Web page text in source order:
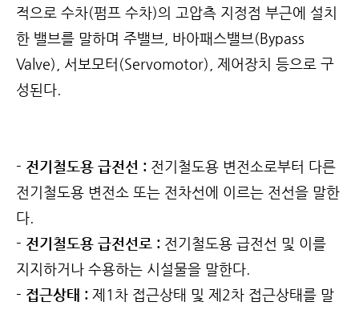
적으로 수차(펌프 수차)의 고압측 지정점 부근에 설치
한 밸브를 말하며 주밸브, 바아패스밸브(Bypass
Valve), 서보모터(Servomotor), 제어장치 등으로 구
성된다.
- 전기철도용 급전선 : 전기철도용 변전소로부터 다른
전기철도용 변전소 또는 전차선에 이르는 전선을 말한
다.
- 전기철도용 급전선로 : 전기철도용 급전선 및 이를
지지하거나 수용하는 시설물을 말한다.
- 접근상태 : 제1차 접근상태 및 제2차 접근상태를 말